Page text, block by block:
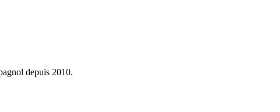
depuis 2010.